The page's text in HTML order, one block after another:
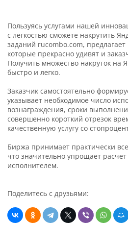
Пользуясь услугами нашей
с легкостью сможете накрутить
заданий rucombo.com,
которые прекрасно удивят и
Получить множество накруток на
быстро и легко.
Заказчик самостоятельно
указывает необходимое число
вознаграждения, сроки
совершенно короткий отрезок
качественную услугу со
Биржа принимает практически
что значительно упрощает
исполнителем.
Поделитесь с друзьями: